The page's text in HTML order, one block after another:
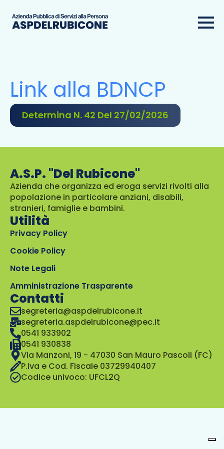
Link alla BDNCP
Determina N. 42 Del 27/02/2026
A.S.P. "Del Rubicone"
Azienda che organizza ed eroga servizi rivolti alla
popolazione in particolare anziani, disabili,
stranieri, famiglie e bambini.
Utilità
Privacy Policy
Cookie Policy
Note Legali
Amministrazione Trasparente
Contatti
segreteria@aspdelrubicone.it
segreteria.aspdelrubicone@pec.it
0541 933902
0541 930838
Via Manzoni, 19 - 47030 San Mauro Pascoli (FC)
P.iva e Cod. Fiscale 03729940407
Codice univoco: UFCL2Q